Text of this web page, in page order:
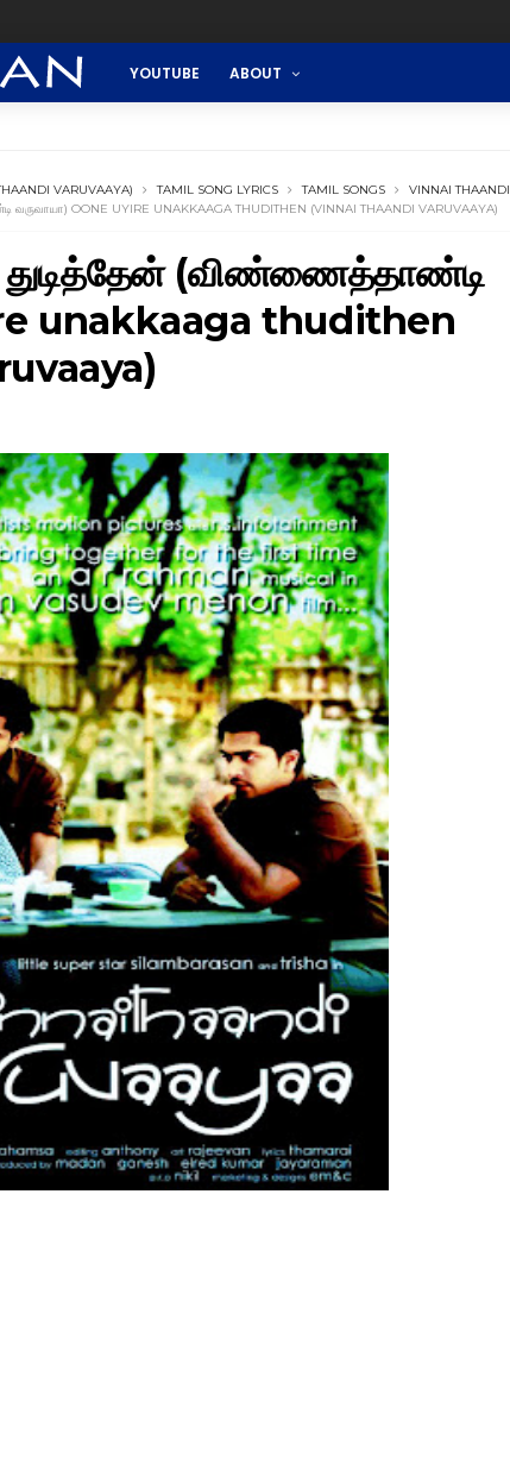
YOUTUBE ABOUT
VARUVAAYA) TAMIL SONG LYRICS TAMIL SONGS
VINNAI THAANDI
OONE UYIRE UNAKKAAGA THUDITHEN (VINNAI THAANDI VARUVAAYA)
(விண்ணைத்தாண்டி
unakkaaga thudithen